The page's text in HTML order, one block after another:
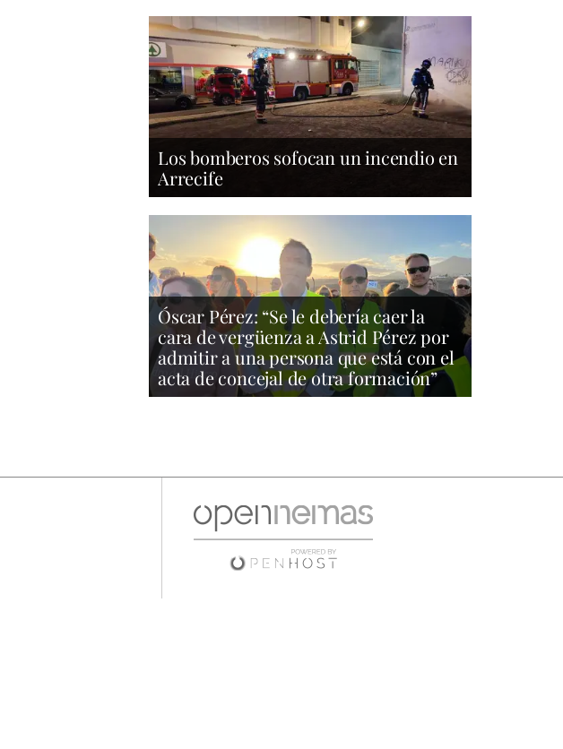
Los bomberos sofocan un incendio en
Arrecife
Óscar Pérez: “Se le debería caer la
cara de vergüenza a Astrid Pérez por
admitir a una persona que está con el
acta de concejal de otra formación”